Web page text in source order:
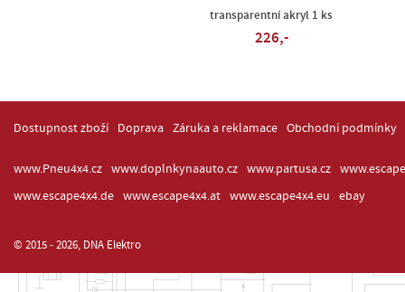
transparentní akryl 1 ks
226,-
Dostupnost zboží Doprava Záruka a reklamace Obchodní podmínky
www.Pneu4x4.cz www.doplnkynaauto.cz www.partusa.cz
www.escape4x4.de
www.escape4x4.at www.escape4x4.eu ebay
© 2015 - 2026, DNA Elektro